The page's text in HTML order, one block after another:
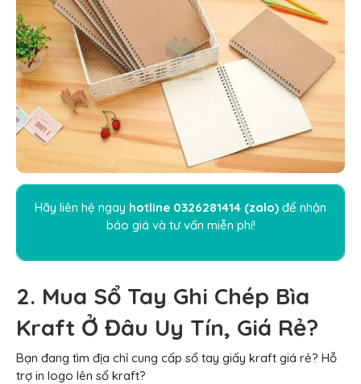
Hãy liên hệ ngay hotline 0326281414 (zalo) để nhận
báo giá và tư vấn miễn phí!
2. Mua Sổ Tay Ghi Chép Bìa
Kraft Ở Đâu Uy Tín, Giá Rẻ?
Bạn đang tìm địa chỉ cung cấp sổ tay giấy kraft giá rẻ? Hỗ
trợ in logo lên sổ kraft?